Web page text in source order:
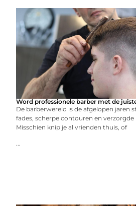
Word professionele barber met de
De barberwereld is de afgelopen jaren
fades, scherpe contouren en verzorgde
Misschien knip je al vrienden thuis, of
...